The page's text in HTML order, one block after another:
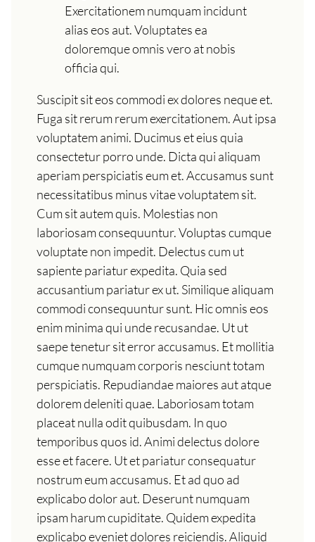
Exercitationem numquam incidunt
alias eos aut. Voluptates ea
doloremque omnis vero at nobis
officia qui.
Suscipit sit eos commodi ex dolores neque et.
Fuga sit rerum rerum exercitationem. Aut ipsa
voluptatem animi. Ducimus et eius quia
consectetur porro unde. Dicta qui aliquam
aperiam perspiciatis eum et. Accusamus sunt
necessitatibus minus vitae voluptatem sit.
Cum sit autem quis. Molestias non
laboriosam consequuntur. Voluptas cumque
voluptate non impedit. Delectus cum ut
sapiente pariatur expedita. Quia sed
accusantium pariatur ex ut. Similique aliquam
commodi consequuntur sunt. Hic omnis eos
enim minima qui unde recusandae. Ut ut
saepe tenetur sit error accusamus. Et mollitia
cumque numquam corporis nesciunt totam
perspiciatis. Repudiandae maiores aut atque
dolorem deleniti quae. Laboriosam totam
placeat nulla odit quibusdam. In quo
temporibus quos id. Animi delectus dolore
esse et facere. Ut et pariatur consequatur
nostrum eum accusamus. Et ad quo ad
explicabo dolor aut. Deserunt numquam
ipsam harum cupiditate. Quidem expedita
explicabo eveniet dolores reiciendis. Aliquid